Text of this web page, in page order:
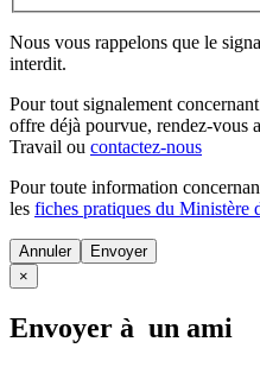
Nous vous rappelons que le
interdit.
Pour tout signalement
offre déjà pourvue, rendez-vous
Travail ou contactez-nous
Pour toute information
les fiches pratiques du Ministère
Annuler
×
Envoyer à un ami